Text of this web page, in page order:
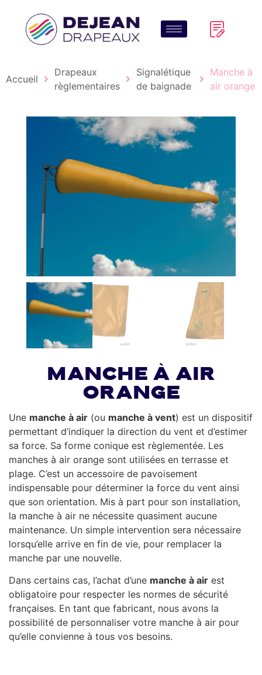
Accueil
Drapeaux
règlementaires
Signalétique
de baignade
Manche à
air orange
Manche à air
orange
Une manche à air (ou manche à vent) est un dispositif
permettant d’indiquer la direction du vent et d’estimer
sa force. Sa forme conique est règlementée. Les
manches à air orange sont utilisées en terrasse et
plage. C’est un accessoire de pavoisement
indispensable pour déterminer la force du vent ainsi
que son orientation. Mis à part pour son installation,
la manche à air ne nécessite quasiment aucune
maintenance. Un simple intervention sera nécessaire
lorsqu’elle arrive en fin de vie, pour remplacer la
manche par une nouvelle.
Dans certains cas, l’achat d’une manche à air est
obligatoire pour respecter les normes de sécurité
françaises. En tant que fabricant, nous avons la
possibilité de personnaliser votre manche à air pour
qu’elle convienne à tous vos besoins.